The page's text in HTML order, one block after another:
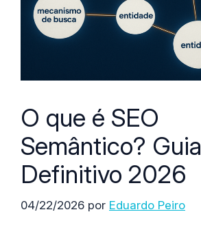
O que é SEO
Semântico? Guia
Definitivo 2026
04/22/2026 por Eduardo Peiro